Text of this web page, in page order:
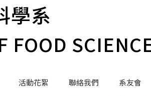
學系
FOOD
活動花絮 聯絡我們 系友會